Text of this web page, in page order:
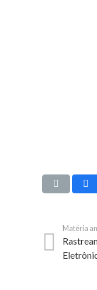
Matéria